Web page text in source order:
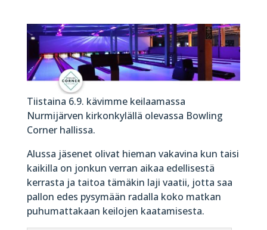
Tiistaina 6.9. kävimme keilaamassa
Nurmijärven kirkonkylällä olevassa Bowling
Corner hallissa.
Alussa jäsenet olivat hieman vakavina kun taisi
kaikilla on jonkun verran aikaa edellisestä
kerrasta ja taitoa tämäkin laji vaatii, jotta saa
pallon edes pysymään radalla koko matkan
puhumattakaan keilojen kaatamisesta.